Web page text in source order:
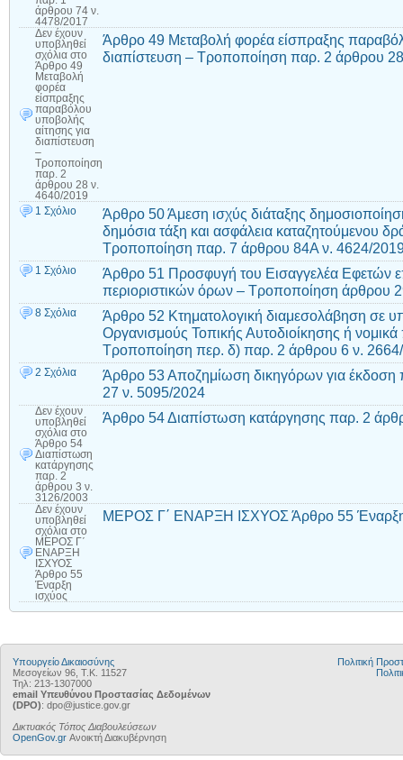
άρθρου 74 ν.
4478/2017
Δεν έχουν
υποβληθεί
σχόλια στο
Άρθρο 49
Μεταβολή
φορέα
είσπραξης
παραβόλου
υποβολής
αίτησης για
διαπίστευση
–
Τροποποίηση
παρ. 2
άρθρου 28 ν.
4640/2019
Άρθρο 49 Μεταβολή φορέα είσπραξης
διαπίστευση – Τροποποίηση παρ. 2 άρθρου
1 Σχόλιο
Άρθρο 50 Άμεση ισχύς διάταξης
δημόσια τάξη και ασφάλεια καταζητούμενου
Τροποποίηση παρ. 7 άρθρου 84Α ν. 4624/
1 Σχόλιο
Άρθρο 51 Προσφυγή του Εισαγγελέα Εφετών
περιοριστικών όρων – Τροποποίηση άρθρου
8 Σχόλια
Άρθρο 52 Κτηματολογική διαμεσολάβηση σε
Οργανισμούς Τοπικής Αυτοδιοίκησης ή
Τροποποίηση περ. δ) παρ. 2 άρθρου 6 ν.
2 Σχόλια
Άρθρο 53 Αποζημίωση δικηγόρων για
27 ν. 5095/2024
Δεν έχουν
υποβληθεί
σχόλια στο
Άρθρο 54
Διαπίστωση
κατάργησης
παρ. 2
άρθρου 3 ν.
3126/2003
Άρθρο 54 Διαπίστωση κατάργησης παρ. 2
Δεν έχουν
υποβληθεί
σχόλια στο
ΜΕΡΟΣ Γ΄
ΕΝΑΡΞΗ
ΙΣΧΥΟΣ
Άρθρο 55
Έναρξη
ισχύος
ΜΕΡΟΣ Γ΄ ΕΝΑΡΞΗ ΙΣΧΥΟΣ Άρθρο 55 Έναρξη
Υπουργείο Δικαιοσύνης
Μεσογείων 96, Τ.Κ. 11527
Τηλ: 213-1307000
email Υπευθύνου Προστασίας Δεδομένων
(DPO): dpo@justice.gov.gr
Δικτυακός Τόπος Διαβουλεύσεων
OpenGov.gr Ανοικτή Διακυβέρνηση
Πολιτική